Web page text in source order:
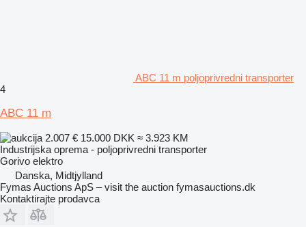
ABC 11 m poljoprivredni transporter
4
ABC 11 m
2.007 € 15.000 DKK ≈ 3.923 KM
Industrijska oprema - poljoprivredni transporter
Gorivo elektro
Danska, Midtjylland
Fymas Auctions ApS – visit the auction fymasauctions.dk
Kontaktirajte prodavca